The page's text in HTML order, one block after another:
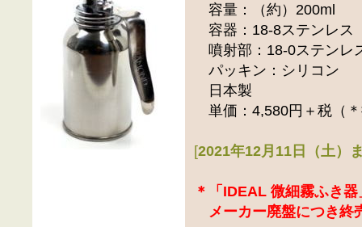
容量：（約）200ml
容器：18-8ステンレス
噴射部：18-0ステンレ
パッキン：シリコン
日本製
単価：4,580円＋税（
[2021年12月11日（土）
＊「IDEAL 微細霧ふき器
メーカー廃盤につき終